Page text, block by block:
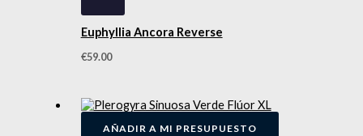
Euphyllia Ancora Reverse
€59.00
AÑADIR A MI PRESUPUESTO